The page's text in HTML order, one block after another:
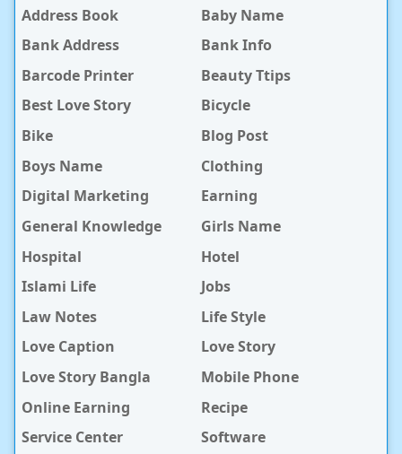
Address Book
Baby Name
Bank Address
Bank Info
Barcode Printer
Beauty Ttips
Best Love Story
Bicycle
Bike
Blog Post
Boys Name
Clothing
Digital Marketing
Earning
General Knowledge
Girls Name
Hospital
Hotel
Islami Life
Jobs
Law Notes
Life Style
Love Caption
Love Story
Love Story Bangla
Mobile Phone
Online Earning
Recipe
Service Center
Software